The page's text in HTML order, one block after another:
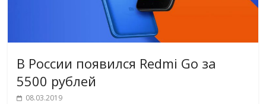
В России появился Redmi Go за
5500 рублей
08.03.2019